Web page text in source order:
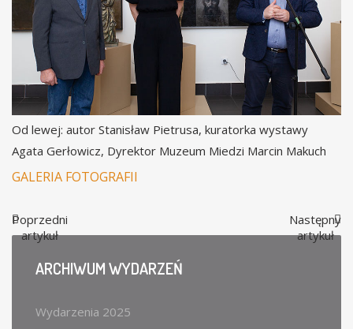
Od lewej: autor Stanisław Pietrusa, kuratorka wystawy
Agata Gerłowicz, Dyrektor Muzeum Miedzi Marcin Makuch
GALERIA FOTOGRAFII
Poprzedni
artykuł
Następny
artykuł
ARCHIWUMWYDARZEŃ
Wydarzenia 2025